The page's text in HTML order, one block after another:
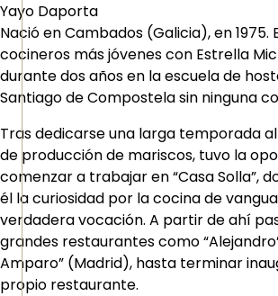
Yayo Daporta
Nació en Cambados (Galicia), en 1975.
cocineros más jóvenes con Estrella
durante dos años en la escuela de
Santiago de Compostela sin ninguna
Tras dedicarse una larga temporada
de producción de mariscos, tuvo la
comenzar a trabajar en “Casa Solla”,
él la curiosidad por la cocina de
verdadera vocación. A partir de ahí
grandes restaurantes como
Amparo” (Madrid), hasta terminar
propio restaurante.